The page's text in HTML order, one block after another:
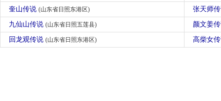
奎山传说 (山东省日照东港区) 张天师
九仙山传说 (山东省日照五莲县) 颜文姜
回龙观传说 (山东省日照东港区) 高柴女